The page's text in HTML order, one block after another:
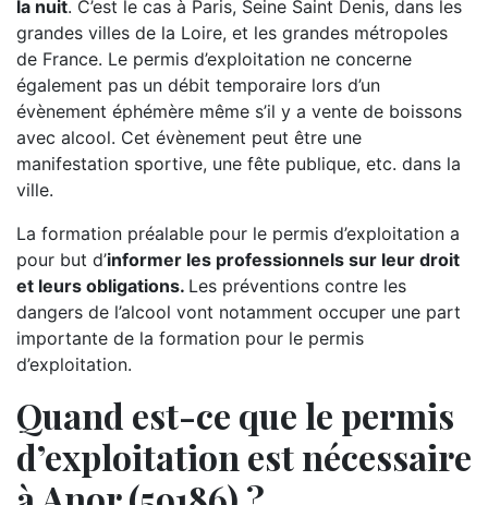
la nuit. C’est le cas à Paris, Seine Saint Denis, dans les
grandes villes de la Loire, et les grandes métropoles
de France. Le permis d’exploitation ne concerne
également pas un débit temporaire lors d’un
évènement éphémère même s’il y a vente de boissons
avec alcool. Cet évènement peut être une
manifestation sportive, une fête publique, etc. dans la
ville.
La formation préalable pour le permis d’exploitation a
pour but d’informer les professionnels sur leur droit
et leurs obligations. Les préventions contre les
dangers de l’alcool vont notamment occuper une part
importante de la formation pour le permis
d’exploitation.
Quand est-ce que le permis
d’exploitation est nécessaire